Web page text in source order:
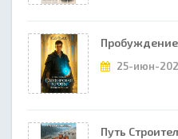
Пробуждение
25-июн-
Путь